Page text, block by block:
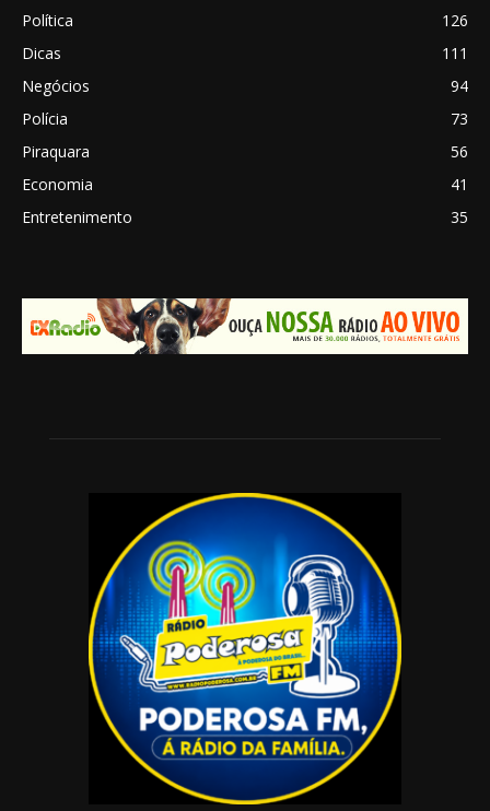
Política
126
Dicas
111
Negócios
94
Polícia
73
Piraquara
56
Economia
41
Entretenimento
35